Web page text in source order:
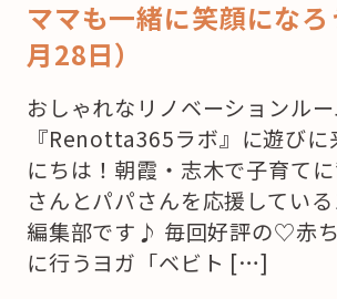
ママも一緒に笑顔にな
月28日）
おしゃれなリノベーションル
『Renotta365ラボ』に遊びに
にちは！朝霞・志木で子育て
さんとパパさんを応援してい
編集部です♪ 毎回好評の♡赤
に行うヨガ「ベビト […]